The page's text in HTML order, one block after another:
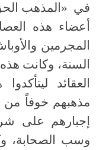
في «المذهب
أعضاء هذه
المجرمين
السنة، وكانت
العقائد
مذهبهم خوفاً من
إجبارهم على
وسب الصحابة،